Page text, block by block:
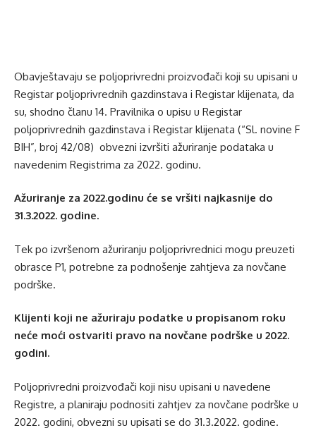
Obavještavaju se poljoprivredni proizvođači koji su upisani u
Registar poljoprivrednih gazdinstava i Registar klijenata, da
su, shodno članu 14. Pravilnika o upisu u Registar
poljoprivrednih gazdinstava i Registar klijenata (“Sl. novine F
BIH”, broj 42/08) obvezni izvršiti ažuriranje podataka u
navedenim Registrima za 2022. godinu.
Ažuriranje za 2022.godinu će se vršiti najkasnije do
31.3.2022. godine.
Tek po izvršenom ažuriranju poljoprivrednici mogu preuzeti
obrasce P1, potrebne za podnošenje zahtjeva za novčane
podrške.
Klijenti koji ne ažuriraju podatke u propisanom roku
neće moći ostvariti pravo na novčane podrške u 2022.
godini.
Poljoprivredni proizvođači koji nisu upisani u navedene
Registre, a planiraju podnositi zahtjev za novčane podrške u
2022. godini, obvezni su upisati se do 31.3.2022. godine.